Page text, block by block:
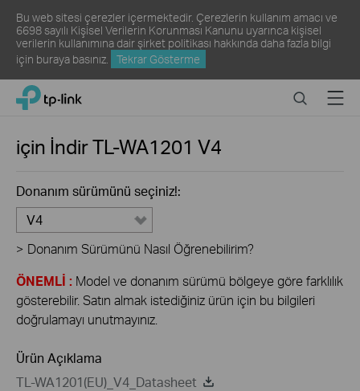
Bu web sitesi çerezler içermektedir. Çerezlerin kullanım amacı ve
6698 sayılı Kişisel Verilerin Korunması Kanunu uyarınca kişisel
verilerin kullanımına dair şirket politikası hakkında daha fazla bilgi
için buraya basınız. Tekrar Gösterme
Click
navigation
TP-Link, Reliably Smart SearchMenu
için İndirTL-WA1201 V4
Donanım sürümünü seçiniz!:
V4
> Donanım Sürümünü Nasıl Öğrenebilirim?
ÖNEMLİ : Model ve donanım sürümü bölgeye göre farklılık
gösterebilir. Satın almak istediğiniz ürün için bu bilgileri
doğrulamayı unutmayınız.
Ürün Açıklama
TL-WA1201(EU)_V4_Datasheet